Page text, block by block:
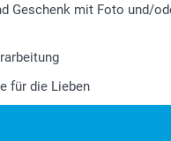
Geschenk mit Foto und/
für die Lieben